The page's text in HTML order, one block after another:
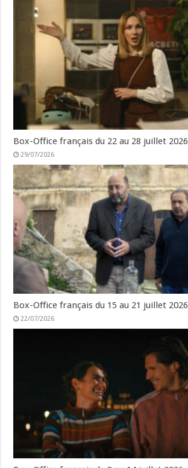
Box-Office français du 22 au 28 juillet 2026
29/07/2026
Box-Office français du 15 au 21 juillet 2026
22/07/2026